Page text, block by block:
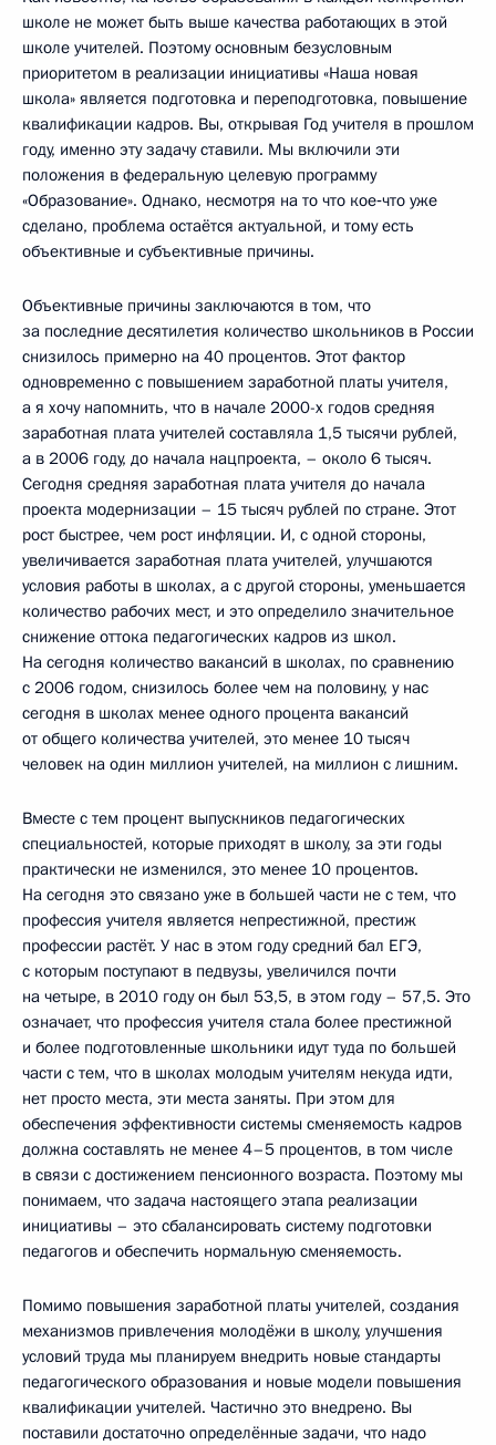
школе не может быть выше качества работающих в этой
школе учителей. Поэтому основным безусловным
приоритетом в реализации инициативы «Наша новая
школа» является подготовка и переподготовка, повышение
квалификации кадров. Вы, открывая Год учителя в прошлом
году, именно эту задачу ставили. Мы включили эти
положения в федеральную целевую программу
«Образование». Однако, несмотря на то что кое‑что уже
сделано, проблема остаётся актуальной, и тому есть
объективные и субъективные причины.
Объективные причины заключаются в том, что
за последние десятилетия количество школьников в России
снизилось примерно на 40 процентов. Этот фактор
одновременно с повышением заработной платы учителя,
а я хочу напомнить, что в начале 2000-х годов средняя
заработная плата учителей составляла 1,5 тысячи рублей,
а в 2006 году, до начала нацпроекта, – около 6 тысяч.
Сегодня средняя заработная плата учителя до начала
проекта модернизации – 15 тысяч рублей по стране. Этот
рост быстрее, чем рост инфляции. И, с одной стороны,
увеличивается заработная плата учителей, улучшаются
условия работы в школах, а с другой стороны, уменьшается
количество рабочих мест, и это определило значительное
снижение оттока педагогических кадров из школ.
На сегодня количество вакансий в школах, по сравнению
с 2006 годом, снизилось более чем на половину, у нас
сегодня в школах менее одного процента вакансий
от общего количества учителей, это менее 10 тысяч
человек на один миллион учителей, на миллион с лишним.
Вместе с тем процент выпускников педагогических
специальностей, которые приходят в школу, за эти годы
практически не изменился, это менее 10 процентов.
На сегодня это связано уже в большей части не с тем, что
профессия учителя является непрестижной, престиж
профессии растёт. У нас в этом году средний бал ЕГЭ,
с которым поступают в педвузы, увеличился почти
на четыре, в 2010 году он был 53,5, в этом году – 57,5. Это
означает, что профессия учителя стала более престижной
и более подготовленные школьники идут туда по большей
части с тем, что в школах молодым учителям некуда идти,
нет просто места, эти места заняты. При этом для
обеспечения эффективности системы сменяемость кадров
должна составлять не менее 4–5 процентов, в том числе
в связи с достижением пенсионного возраста. Поэтому мы
понимаем, что задача настоящего этапа реализации
инициативы – это сбалансировать систему подготовки
педагогов и обеспечить нормальную сменяемость.
Помимо повышения заработной платы учителей, создания
механизмов привлечения молодёжи в школу, улучшения
условий труда мы планируем внедрить новые стандарты
педагогического образования и новые модели повышения
квалификации учителей. Частично это внедрено. Вы
поставили достаточно определённые задачи, что надо